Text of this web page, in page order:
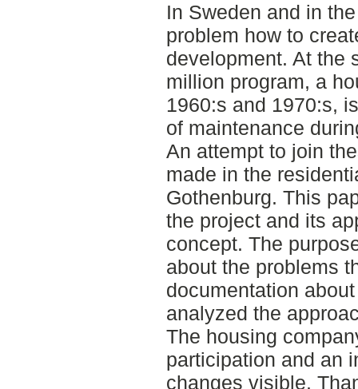
In Sweden and in
problem how to
development. At the
million program, a
1960:s and 1970:s,
of maintenance
An attempt to join
made in the
Gothenburg. This
the project and its
concept. The
about the problems
documentation
analyzed the
The housing
participation and an
changes visible.